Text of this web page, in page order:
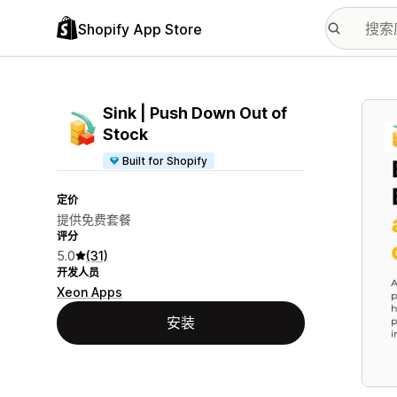
Shopify App Store
Sink | Push Down Out of
Stock
Built for Shopify
定价
提供免费套餐
评分
5.0 (31)
开发人员
Xeon Apps
安装
配图